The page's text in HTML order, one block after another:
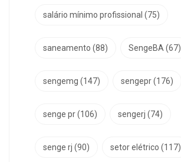
salário mínimo profissional (75)
saneamento (88) SengeBA (67)
sengemg (147) sengepr(176)
senge pr(106) sengerj (74)
senge rj (90) setor elétrico (117)